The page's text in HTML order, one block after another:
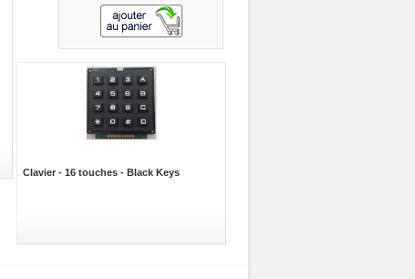
Clavier - 16 touches - Black Keys